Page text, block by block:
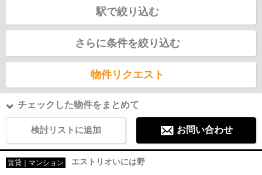
駅で絞り込む
さらに条件を絞り込む
物件リクエスト
チェックした物件をまとめて
検討リストに追加 お問い合わせ
賃貸｜マンション エストリオいには野